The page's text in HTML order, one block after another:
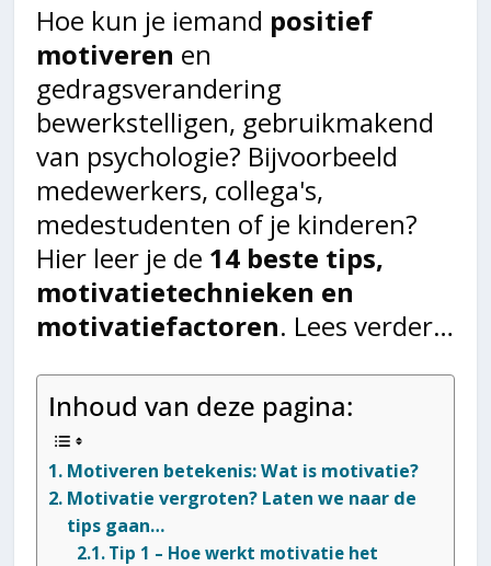
Hoe kun je iemand positief
motiveren en
gedragsverandering
bewerkstelligen, gebruikmakend
van psychologie? Bijvoorbeeld
medewerkers, collega's,
medestudenten of je kinderen?
Hier leer je de 14 beste tips,
motivatietechnieken en
motivatiefactoren. Lees verder…
Inhoud van deze pagina:
Motiveren betekenis: Wat is motivatie?
Motivatie vergroten? Laten we naar de
tips gaan…
Tip 1 – Hoe werkt motivatie het